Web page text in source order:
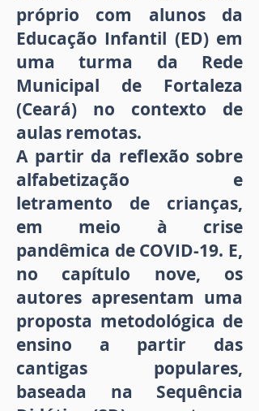
próprio com alunos da
Educação Infantil (ED) em
uma turma da Rede
Municipal de Fortaleza
(Ceará) no contexto de
aulas remotas.
A partir da reflexão sobre
alfabetização e
letramento de crianças,
em meio à crise
pandêmica de COVID-19. E,
no capítulo nove, os
autores apresentam uma
proposta metodológica de
ensino a partir das
cantigas populares,
baseada na Sequência